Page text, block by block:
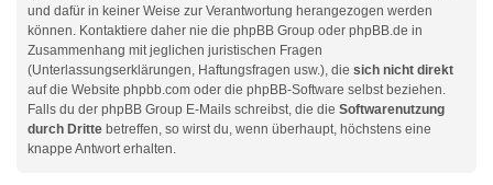
und dafür in keiner Weise zur Verantwortung herangezogen werden
können. Kontaktiere daher nie die phpBB Group oder phpBB.de in
Zusammenhang mit jeglichen juristischen Fragen
(Unterlassungserklärungen, Haftungsfragen usw.), die sich nicht direkt
auf die Website phpbb.com oder die phpBB-Software selbst beziehen.
Falls du der phpBB Group E-Mails schreibst, die die Softwarenutzung
durch Dritte betreffen, so wirst du, wenn überhaupt, höchstens eine
knappe Antwort erhalten.